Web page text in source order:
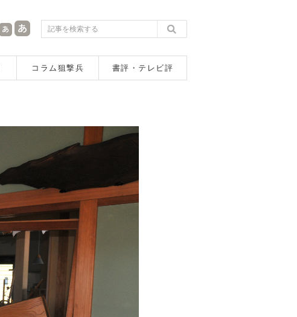
コラム狙撃兵 書評・テレビ評